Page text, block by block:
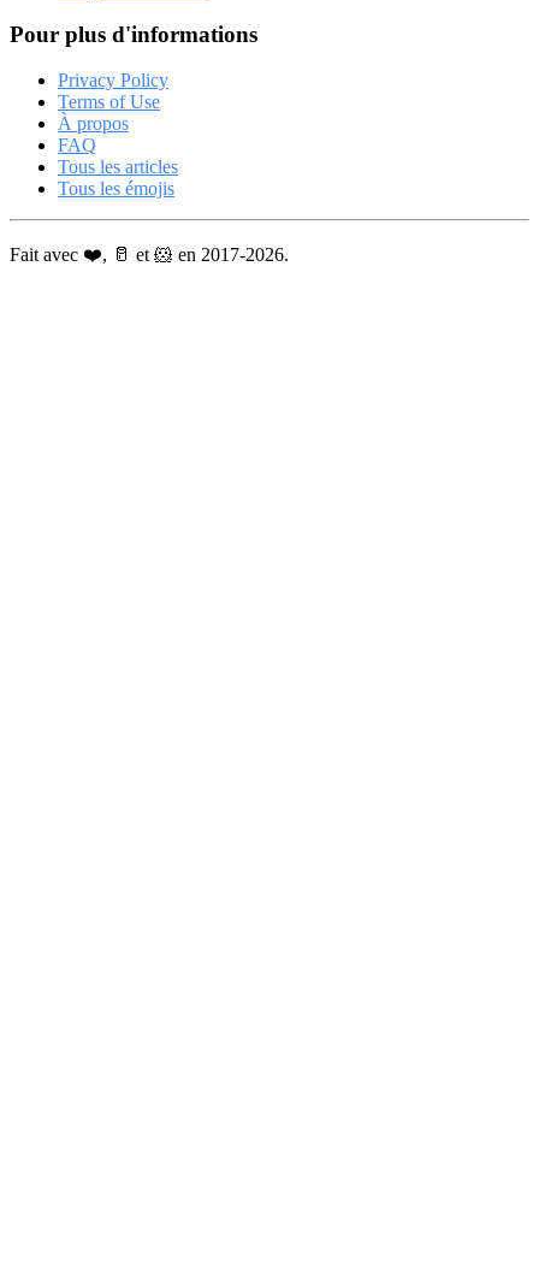
Pour plus d'informations
Privacy Policy
Terms of Use
À propos
FAQ
Tous les articles
Tous les émojis
Fait avec ❤️, 🥛 et 🐹 en 2017-2026.